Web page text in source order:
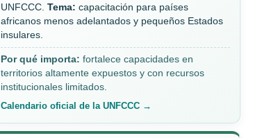
UNFCCC. Tema: capacitación para países
africanos menos adelantados y pequeños Estados
insulares.
Por qué importa: fortalece capacidades en
territorios altamente expuestos y con recursos
institucionales limitados.
Calendario oficial de la UNFCCC →